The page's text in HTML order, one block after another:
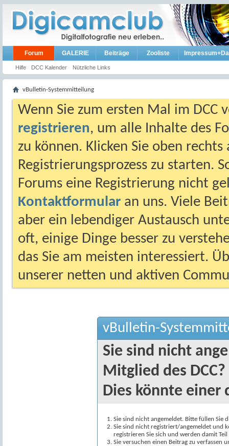
Forum
Hilfe DCC Kalender Nützliche Links
GALERIE Beiträge Zooliste
vBulletin-Systemmitteilung
Wenn Sie zum ersten Mal im DCC
registrieren, um alle Inhalte des
zu können. Klicken Sie oben
Registrierungsprozess zu starten.
Forums eine Registrierung nicht
Kontaktformular an uns. Viele
aber ein lebendiger Austausch
oft, einige Dinge besser zu
das Sie am meisten interessiert.
unserer netten und aktiven
vBulletin-
Sie sind nicht
Mitglied des DCC?
Dies könnte einer
Sie sind nicht angemeldet. Bitte füllen Sie
Sie sind nicht registriert/angemeldet und
registrieren Sie sich und werden damit
Sie versuchen einen Beitrag zu verfassen